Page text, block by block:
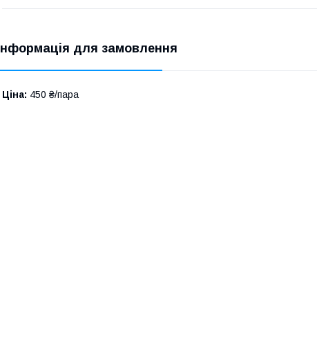
Інформація для замовлення
Ціна: 450 ₴/пара